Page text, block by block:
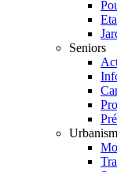
Seniors